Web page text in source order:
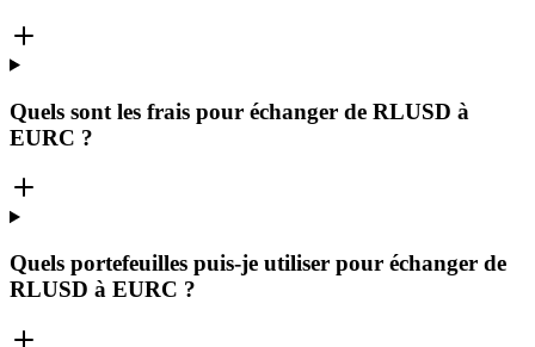
Quels sont les frais pour échanger de RLUSD à
EURC ?
Quels portefeuilles puis-je utiliser pour échanger de
RLUSD à EURC ?